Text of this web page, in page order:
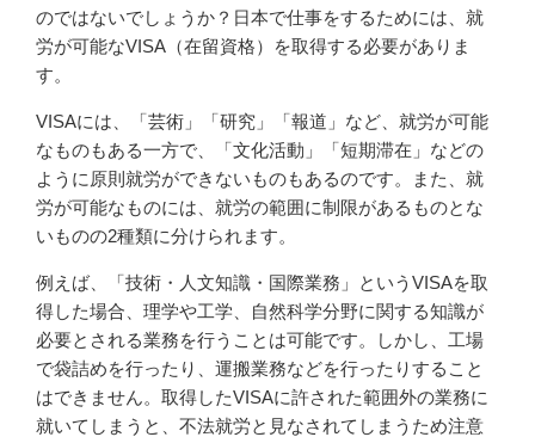
のではないでしょうか？日本で仕事をするためには、 就
労が可能なVISA（在留資格）を取得する必要がありま
す。
VISAには、「芸術」「研究」「報道」など、就労が可能
なものもある一方で、「文化活動」「短期滞在」などの
ように原則就労ができないものもあるのです。また、就
労が可能なものには、就労の範囲に制限があるものとな
いものの2種類に分けられます。
例えば、「技術・人文知識・国際業務」というVISAを取
得した場合、理学や工学、自然科学分野に関する知識が
必要とされる業務を行うことは可能です。しかし、工場
で袋詰めを行ったり、運搬業務などを行ったりすること
はできません。取得したVISAに許された範囲外の業務に
就いてしまうと、不法就労と見なされてしまうため注意